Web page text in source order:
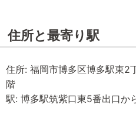
住所と最寄り駅
住所: 福岡市博多区博多駅東
階
駅: 博多駅筑紫口東5番出口か